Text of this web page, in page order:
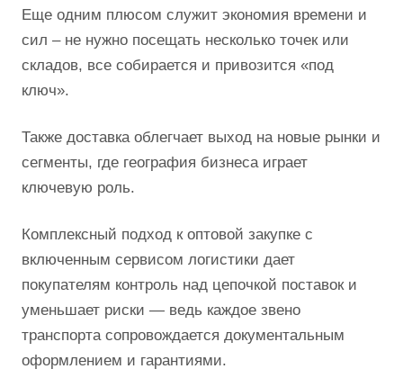
Еще одним плюсом служит экономия времени и
сил – не нужно посещать несколько точек или
складов, все собирается и привозится «под
ключ».
Также доставка облегчает выход на новые рынки и
сегменты, где география бизнеса играет
ключевую роль.
Комплексный подход к оптовой закупке с
включенным сервисом логистики дает
покупателям контроль над цепочкой поставок и
уменьшает риски — ведь каждое звено
транспорта сопровождается документальным
оформлением и гарантиями.